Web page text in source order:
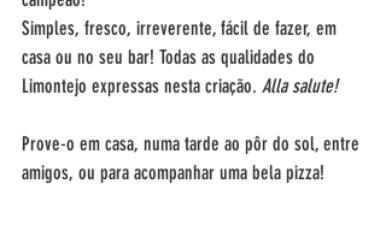
Simples, fresco, irreverente, fácil de fazer, em
casa ou no seu bar! Todas as qualidades do
Limontejo expressas nesta criação. Alla salute!
Prove-o em casa, numa tarde ao pôr do sol, entre
amigos, ou para acompanhar uma bela pizza!